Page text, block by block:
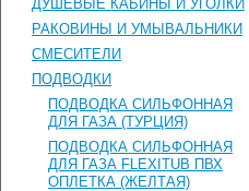
ДУШЕВЫЕ КАБИНЫ И УГОЛКИ
РАКОВИНЫ И УМЫВАЛЬНИКИ
СМЕСИТЕЛИ
ПОДВОДКИ
ПОДВОДКА СИЛЬФОННАЯ
ДЛЯ ГАЗА (ТУРЦИЯ)
ПОДВОДКА СИЛЬФОННАЯ
ДЛЯ ГАЗА FLEXITUB ПВХ
ОПЛЕТКА (ЖЕЛТАЯ)